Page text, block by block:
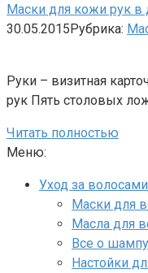
Маски для кожи рук в
30.05.2015Рубрика:
Руки – визитная
рук Пять столовых
Читать полностью
Меню:
Уход за волосами
Маски для
Масла для
Все о
Настойки